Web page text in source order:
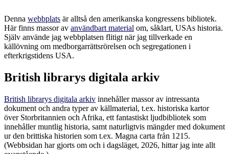
Denna webbplats är alltså den amerikanska kongressens bibliotek.
Här finns massor av användbart material om, såklart, USAs historia.
Själv använde jag webbplatsen flitigt när jag tillverkade en
källövning om medborgarrättsrörelsen och segregationen i
efterkrigstidens USA.
British librarys digitala arkiv
British librarys digitala arkiv innehåller massor av intressanta
dokument och andra typer av källmaterial, t.ex. historiska kartor
över Storbritannien och Afrika, ett fantastiskt ljudbibliotek som
innehåller muntlig historia, samt naturligtvis mängder med dokument
ur den brittiska historien som t.ex. Magna carta från 1215.
(Webbsidan har gjorts om och i dagsläget, 2026, hittar jag inte allt